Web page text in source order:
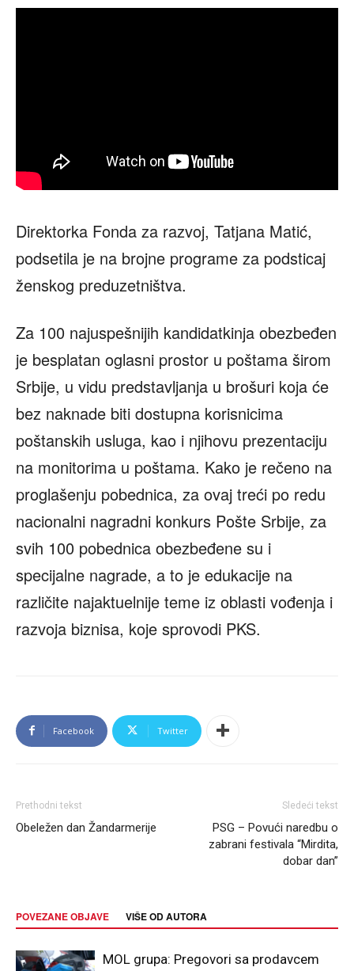
Direktorka Fonda za razvoj, Tatjana Matić,
podsetila je na brojne programe za podsticaj
ženskog preduzetništva.
Za 100 najuspešnijih kandidatkinja obezbeđen
je besplatan oglasni prostor u poštama širom
Srbije, u vidu predstavljanja u brošuri koja će
bez naknade biti dostupna korisnicima
poštanskih usluga, kao i njihovu prezentaciju
na monitorima u poštama. Kako je rečeno na
proglašenju pobednica, za ovaj treći po redu
nacionalni nagradni konkurs Pošte Srbije, za
svih 100 pobednica obezbeđene su i
specijalne nagrade, a to je edukacije na
različite najaktuelnije teme iz oblasti vođenja i
razvoja biznisa, koje sprovodi PKS.
Facebook Twitter
Prethodni tekst
Obeležen dan Žandarmerije
Sledeći tekst
PSG – Povući naredbu o
zabrani festivala “Mirdita,
dobar dan”
POVEZANE OBJAVE VIŠE OD AUTORA
MOL grupa: Pregovori sa prodavcem